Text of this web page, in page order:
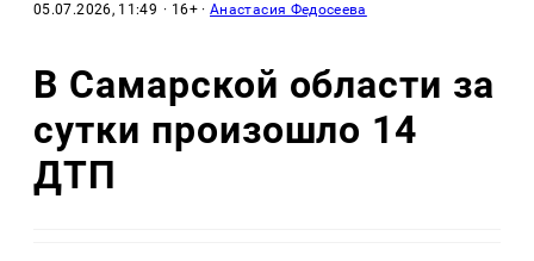
05.07.2026, 11:49 · 16+ ·Анастасия Федосеева
В Самарской области за
сутки произошло 14
ДТП